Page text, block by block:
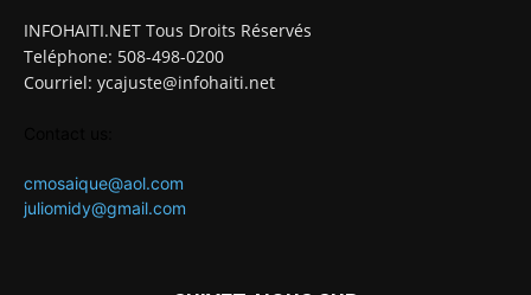
INFOHAITI.NET Tous Droits Réservés
Teléphone: 508-498-0200
Courriel: ycajuste@infohaiti.net
cmosaique@aol.com
juliomidy@gmail.com